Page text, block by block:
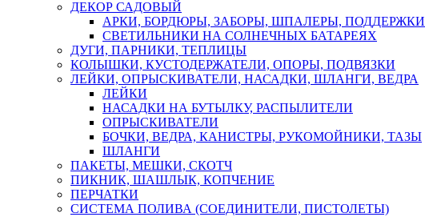
ДЕКОР САДОВЫЙ
АРКИ, БОРДЮРЫ, ЗАБОРЫ, ШПАЛЕРЫ, ПОДДЕРЖКИ
СВЕТИЛЬНИКИ НА СОЛНЕЧНЫХ БАТАРЕЯХ
ДУГИ, ПАРНИКИ, ТЕПЛИЦЫ
КОЛЫШКИ, КУСТОДЕРЖАТЕЛИ, ОПОРЫ, ПОДВЯЗКИ
ЛЕЙКИ, ОПРЫСКИВАТЕЛИ, НАСАДКИ, ШЛАНГИ, ВЕДРА
ЛЕЙКИ
НАСАДКИ НА БУТЫЛКУ, РАСПЫЛИТЕЛИ
ОПРЫСКИВАТЕЛИ
БОЧКИ, ВЕДРА, КАНИСТРЫ, РУКОМОЙНИКИ, ТАЗЫ
ШЛАНГИ
ПАКЕТЫ, МЕШКИ, СКОТЧ
ПИКНИК, ШАШЛЫК, КОПЧЕНИЕ
ПЕРЧАТКИ
СИСТЕМА ПОЛИВА (СОЕДИНИТЕЛИ, ПИСТОЛЕТЫ)